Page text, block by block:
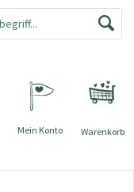
Warenkorb
Mein Konto